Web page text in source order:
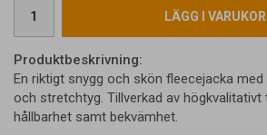
LÄGG I
Produktbeskrivning:
En riktigt snygg och skön fleecejacka
och stretchtyg. Tillverkad av
hållbarhet samt bekvämhet.